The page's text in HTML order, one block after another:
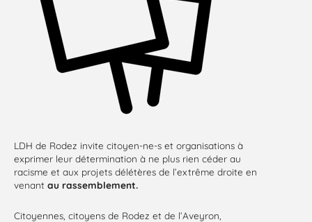
LDH de Rodez invite citoyen-ne-s et organisations à
exprimer leur détermination à ne plus rien céder au
racisme et aux projets délétères de l’extrême droite en
venant au rassemblement.
Citoyennes, citoyens de Rodez et de l’Aveyron,